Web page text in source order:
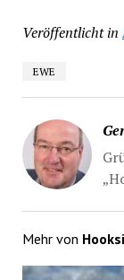
Veröffentlicht in
EWE
Mehr von